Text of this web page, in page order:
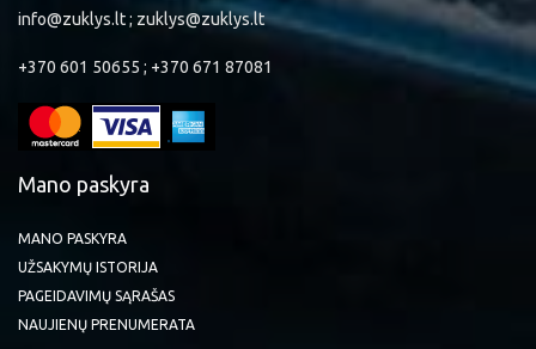
info@zuklys.lt ; zuklys@zuklys.lt
+370 601 50655 ; +370 671 87081
Mano paskyra
MANO PASKYRA
UŽSAKYMŲ ISTORIJA
PAGEIDAVIMŲ SĄRAŠAS
NAUJIENŲ PRENUMERATA